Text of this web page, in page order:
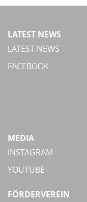
LATEST NEWS
LATEST NEWS
FACEBOOK
MEDIA
INSTAGRAM
YOUTUBE
FÖRDERVEREIN